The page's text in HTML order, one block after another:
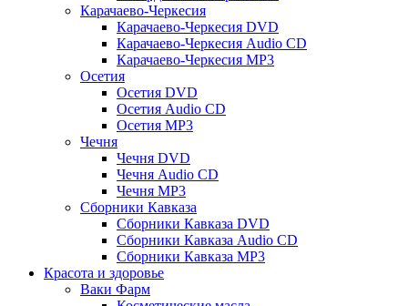
Карачаево-Черкесия
Карачаево-Черкесия DVD
Карачаево-Черкесия Audio CD
Карачаево-Черкесия MP3
Осетия
Осетия DVD
Осетия Audio CD
Осетия MP3
Чечня
Чечня DVD
Чечня Audio CD
Чечня MP3
Сборники Кавказа
Сборники Кавказа DVD
Сборники Кавказа Audio CD
Сборники Кавказа MP3
Красота и здоровье
Ваки Фарм